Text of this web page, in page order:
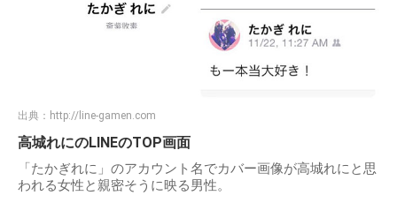
出典： http://line-gamen.com
高城れにのLINEのTOP画面
「たかぎれに」のアカウント名でカバー画像が高城れにと思
われる女性と親密そうに映る男性。